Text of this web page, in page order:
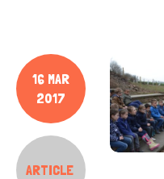
16 MAR
2017
ARTICLE